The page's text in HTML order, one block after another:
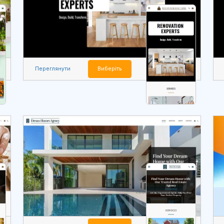
Переглянути Виберіть